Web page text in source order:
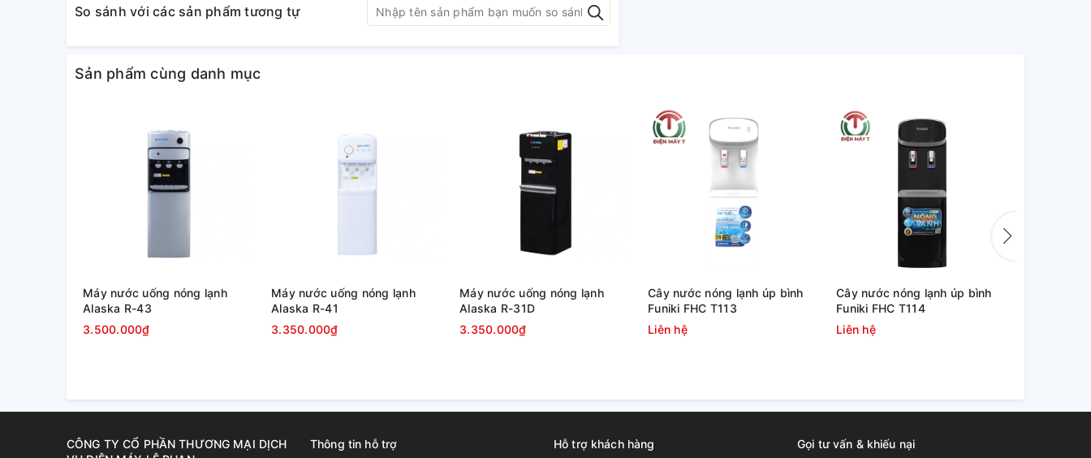
So sánh với các sản phẩm tương tự
Sản phẩm cùng danh mục
Máy nước uống nóng lạnh
Alaska R-43
3.500.000₫
Máy nước uống nóng lạnh
Alaska R-41
3.350.000₫
Máy nước uống nóng lạnh
Alaska R-31D
3.350.000₫
Cây nước nóng lạnh úp bình
Funiki FHC T113
Liên hệ
Cây nước nóng lạnh úp bình
Funiki FHC T114
Liên hệ
CÔNG TY CỔ PHẦN THƯƠNG MẠI DỊCH
Thông tin hỗ trợ
Hỗ trợ khách hàng
Gọi tư vấn & khiếu nại